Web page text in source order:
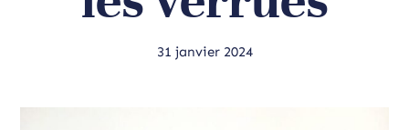
31 janvier 2024